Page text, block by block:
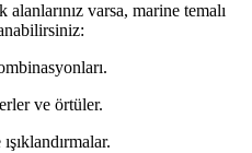
varsa, marine temalı
ve örtüler.